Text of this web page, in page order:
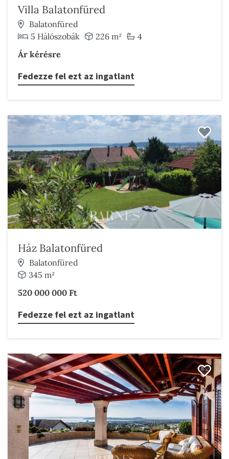
Villa Balatonfüred
Balatonfüred
5 Hálószobák
226 m²
4
Ár kérésre
Fedezze fel ezt az ingatlant
Ház Balatonfüred
Balatonfüred
345 m²
520 000 000 Ft
Fedezze fel ezt az ingatlant